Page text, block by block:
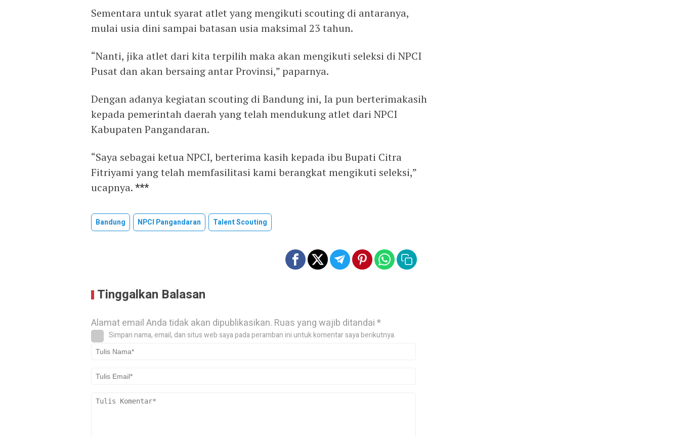
Sementara untuk syarat atlet yang mengikuti scouting di antaranya,
mulai usia dini sampai batasan usia maksimal 23 tahun.
“Nanti, jika atlet dari kita terpilih maka akan mengikuti seleksi di NPCI
Pusat dan akan bersaing antar Provinsi,” paparnya.
Dengan adanya kegiatan scouting di Bandung ini, Ia pun berterimakasih
kepada pemerintah daerah yang telah mendukung atlet dari NPCI
Kabupaten Pangandaran.
“Saya sebagai ketua NPCI, berterima kasih kepada ibu Bupati Citra
Fitriyami yang telah memfasilitasi kami berangkat mengikuti seleksi,”
ucapnya.***
Bandung NPCI Pangandaran Talent Scouting
Tinggalkan Balasan
Alamat email Anda tidak akan dipublikasikan. Ruas yang wajib ditandai*
Simpan nama, email, dan situs web saya pada peramban ini untuk komentar saya berikutnya.